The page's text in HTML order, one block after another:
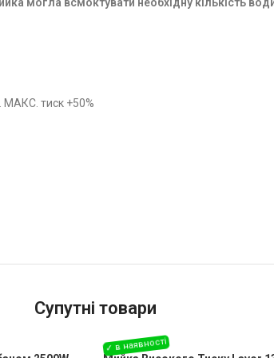
МАКС. тиск +50%
Супутні товари